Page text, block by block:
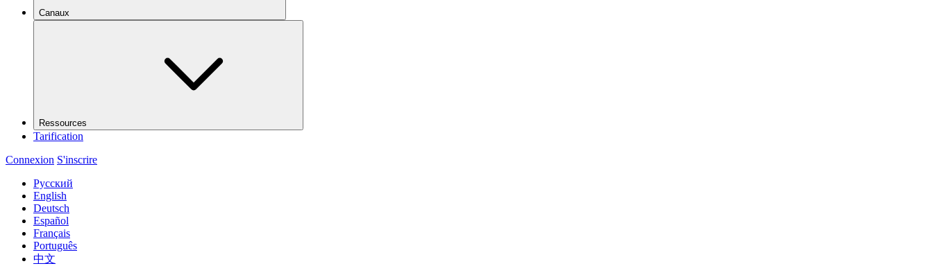
Canaux
Ressources
Tarification
Connexion S'inscrire
Русский
English
Deutsch
Español
Français
Português
中文